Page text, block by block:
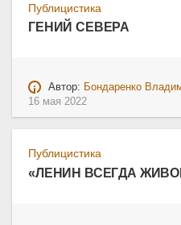
Публицистика
ГЕНИЙ СЕВЕРА
Автор: Бондаренко
16 мая 2022
Публицистика
«ЛЕНИН ВСЕГДА